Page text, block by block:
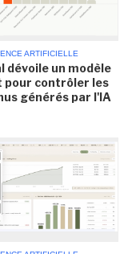
ARTIFICIELLE
dévoile un modèle
pour contrôler les
générés par l'IA